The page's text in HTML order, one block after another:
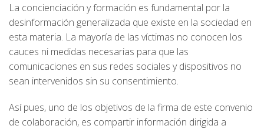
La concienciación y formación es fundamental por la
desinformación generalizada que existe en la sociedad en
esta materia. La mayoría de las víctimas no conocen los
cauces ni medidas necesarias para que las
comunicaciones en sus redes sociales y dispositivos no
sean intervenidos sin su consentimiento.
Así pues, uno de los objetivos de la firma de este convenio
de colaboración, es compartir información dirigida a